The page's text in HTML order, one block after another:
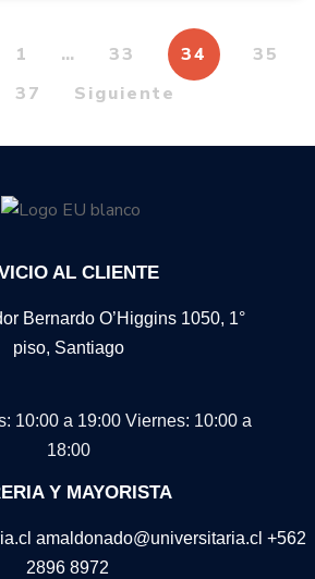
1 … 33 34
35
37 Siguiente
AL CLIENTE
Bernardo O’Higgins 1050, 1°
piso, Santiago
10:00 a 19:00 Viernes: 10:00 a
18:00
Y MAYORISTA
amaldonado@universitaria.cl +562
2896 8972